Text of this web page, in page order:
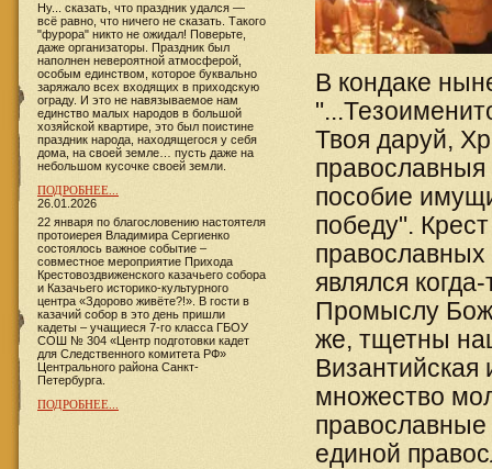
В кондаке
Твоя даруй,
пособие
победу".
православных
являлся
Промыслу
же, тщетны
Византийская
множество
единой
Ну... сказать, что праздник удался —
всё равно, что ничего не сказать. Такого
"фурора" никто не ожидал! Поверьте,
даже организаторы. Праздник был
наполнен невероятной атмосферой,
особым единством, которое буквально
заряжало всех входящих в приходскую
ограду. И это не навязываемое нам
единство малых народов в большой
хозяйской квартире, это был поистине
праздник народа, находящегося у себя
дома, на своей земле… пусть даже на
небольшом кусочке своей земли.
ПОДРОБНЕЕ...
26.01.2026
22 января по благословению настоятеля
протоиерея Владимира Сергиенко
состоялось важное событие –
совместное мероприятие Прихода
Крестовоздвиженского казачьего собора
и Казачьего историко-культурного
центра «Здорово живёте?!». В гости в
казачий собор в это день пришли
кадеты – учащиеся 7-го класса ГБОУ
СОШ № 304 «Центр подготовки кадет
для Следственного комитета РФ»
Центрального района Санкт-
Петербурга.
ПОДРОБНЕЕ...